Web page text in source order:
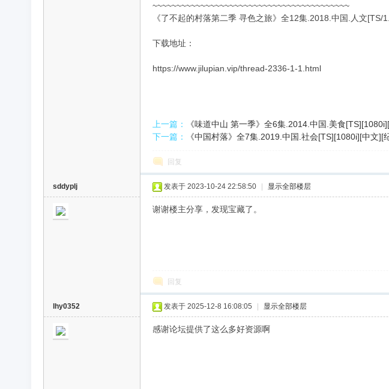
~~~~~~~~~~~~~~~~~~~~~~~~~~~~~~~~~~~~~~~~~
《了不起的村落第二季 寻色之旅》全12集.2018.中国.人文
下载地址：
https://www.jilupian.vip/thread-2336-1-1.html
上一篇：
《味道中山 第一季》全6集.2014.中国.美食
下一篇：
《中国村落》全7集.2019.中国.社会[TS][1080i][中文
回复
sddyplj 发表于 2023-10-24 22:58:50 显示全部楼层
谢谢楼主分享，发现宝藏了。
回复
lhy0352 发表于 2025-12-8 16:08:05 显示全部楼层
感谢论坛提供了这么多好资源啊